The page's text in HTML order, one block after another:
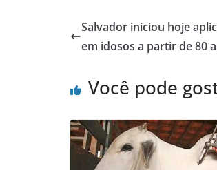
Salvador iniciou hoje
em idosos a partir de 80
Você pode